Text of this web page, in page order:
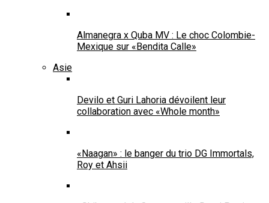
Almanegra x Quba MV : Le choc Colombie-
Mexique sur «Bendita Calle»
Asie
Devilo et Guri Lahoria dévoilent leur
collaboration avec «Whole month»
«Naagan» : le banger du trio DG Immortals,
Roy et Ahsii